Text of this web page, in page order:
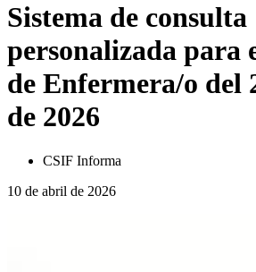
Sistema de consulta
personalizada para
de Enfermera/o del
de 2026
CSIF Informa
10 de abril de 2026